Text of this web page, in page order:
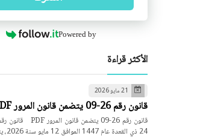
Powered by
الأكثر قراءة
21 مايو 2026
قانون رقم 26-09 يتضمن قانون المرور PDF
24 ذي القعدة عام 1447 الموافق 12 مايو سنة 2026، يتضمن …